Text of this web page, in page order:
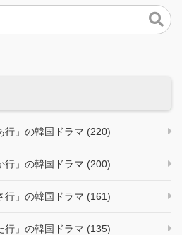
行」の韓国ドラマ (220)
行」の韓国ドラマ (200)
行」の韓国ドラマ (161)
行」の韓国ドラマ (135)